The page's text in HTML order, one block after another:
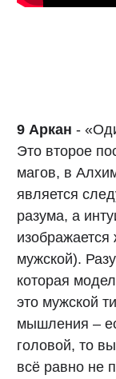
9 Аркан -
Это второе
магов, в
является
разума, а
мужской).
которая
это мужской
мышления –
головой, то
всё равно не